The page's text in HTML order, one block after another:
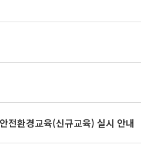
전환경교육(신규교육) 실시 안내